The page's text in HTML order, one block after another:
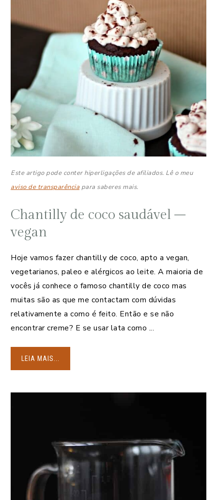
Este artigo pode conter hiperligações de afiliados. Lê o meu
aviso de transparência para saberes mais.
Chantilly de coco saudável –
vegan
Hoje vamos fazer chantilly de coco, apto a vegan,
vegetarianos, paleo e alérgicos ao leite. A maioria de
vocês já conhece o famoso chantilly de coco mas
muitas são as que me contactam com dúvidas
relativamente a como é feito. Então e se não
encontrar creme? E se usar lata como ...
LEIA MAIS...